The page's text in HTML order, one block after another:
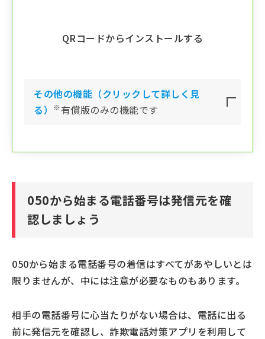
QRコードからインストールする
その他の機能（クリックして詳しく見
る）
※有償版のみの機能です
050から始まる電話番号は発信元を確
認しましょう
050から始まる電話番号の着信はすべてがあやしいとは
限りませんが、中には注意が必要なものもあります。
相手の電話番号に心当たりがない場合は、電話に出る
前に発信元を確認し、詐欺電話対策アプリを利用して